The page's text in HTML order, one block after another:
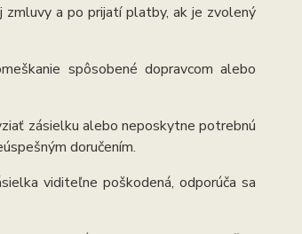
zmluvy a po prijatí platby, ak je zvolený
spôsobené dopravcom alebo
zásielku alebo neposkytne potrebnú
doručením.
viditeľne poškodená, odporúča sa